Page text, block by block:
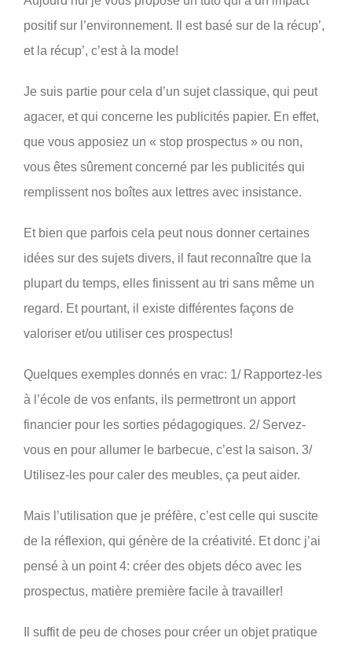
positif sur l’environnement. Il est basé sur de la récup’,
et la récup’, c’est à la mode!
Je suis partie pour cela d’un sujet classique, qui peut
agacer, et qui concerne les publicités papier. En effet,
que vous apposiez un « stop prospectus » ou non,
vous êtes sûrement concerné par les publicités qui
remplissent nos boîtes aux lettres avec insistance.
Et bien que parfois cela peut nous donner certaines
idées sur des sujets divers, il faut reconnaître que la
plupart du temps, elles finissent au tri sans même un
regard. Et pourtant, il existe différentes façons de
valoriser et/ou utiliser ces prospectus!
Quelques exemples donnés en vrac: 1/ Rapportez-les
à l’école de vos enfants, ils permettront un apport
financier pour les sorties pédagogiques. 2/ Servez-
vous en pour allumer le barbecue, c’est la saison. 3/
Utilisez-les pour caler des meubles, ça peut aider.
Mais l’utilisation que je préfère, c’est celle qui suscite
de la réflexion, qui génère de la créativité. Et donc j’ai
pensé à un point 4: créer des objets déco avec les
prospectus, matière première facile à travailler!
Il suffit de peu de choses pour créer un objet pratique